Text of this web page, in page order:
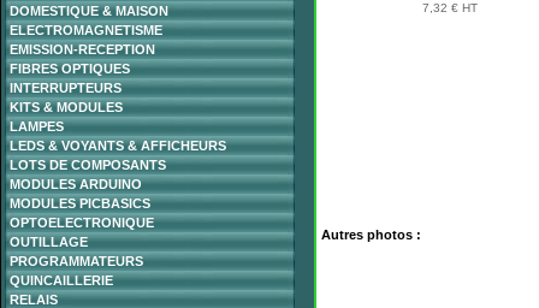
DOMESTIQUE & MAISON
ELECTROMAGNETISME
EMISSION-RECEPTION
FIBRES OPTIQUES
INTERRUPTEURS
KITS & MODULES
LAMPES
LEDS & VOYANTS & AFFICHEURS
LOTS DE COMPOSANTS
MODULES ARDUINO
MODULES PICBASICS
OPTOELECTRONIQUE
OUTILLAGE
PROGRAMMATEURS
QUINCAILLERIE
RELAIS
7,32 € HT
Autres photos :